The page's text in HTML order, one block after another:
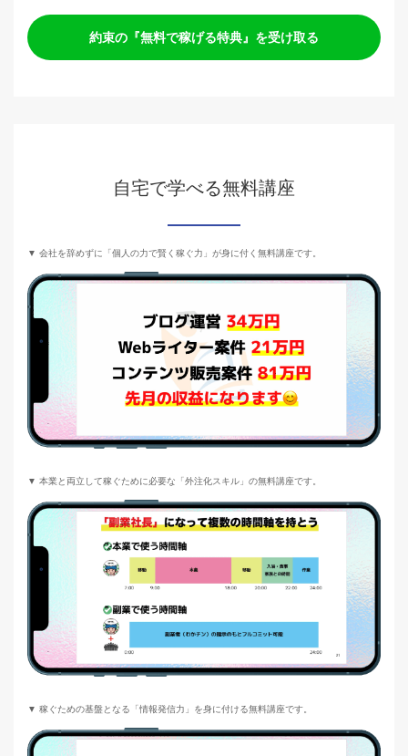
約束の『無料で稼げる特典』を受け取る
自宅で学べる無料講座
▼ 会社を辞めずに「個人の力で賢く稼ぐ力」が身に付く無料講座です。
▼ 本業と両立して稼ぐために必要な「外注化スキル」の無料講座です。
▼ 稼ぐための基盤となる「情報発信力」を身に付ける無料講座です。